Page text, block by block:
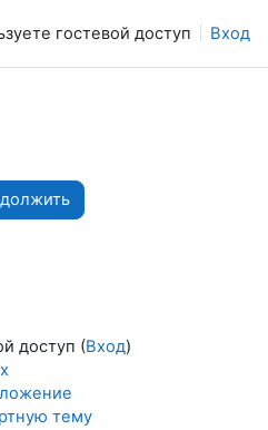
гостевой доступ Вход
доступ (Вход)
тему